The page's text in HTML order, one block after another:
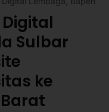
Sulbar
ke